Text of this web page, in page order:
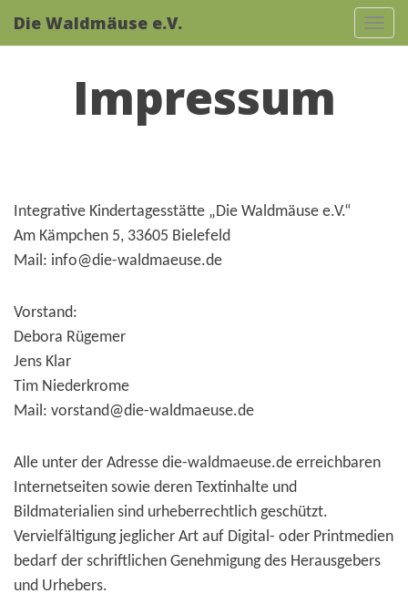
Die Waldmäuse e.V.
Impressum
Integrative Kindertagesstätte „Die Waldmäuse e.V.“
Am Kämpchen 5, 33605 Bielefeld
Mail: info@die-waldmaeuse.de
Vorstand:
Debora Rügemer
Jens Klar
Tim Niederkrome
Mail: vorstand@die-waldmaeuse.de
Alle unter der Adresse die-waldmaeuse.de erreichbaren
Internetseiten sowie deren Textinhalte und
Bildmaterialien sind urheberrechtlich geschützt.
Vervielfältigung jeglicher Art auf Digital- oder Printmedien
bedarf der schriftlichen Genehmigung des Herausgebers
und Urhebers.